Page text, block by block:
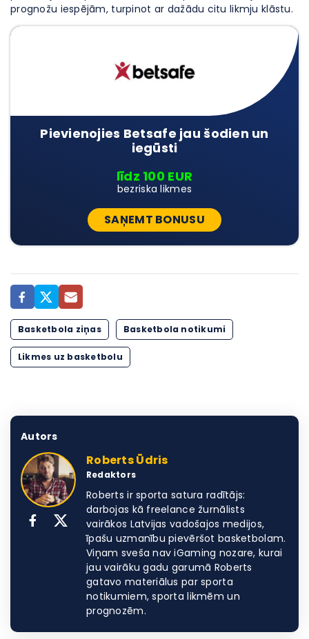
prognožu iespējām, turpinot ar dažādu citu likmju klāstu.
Pievienojies Betsafe jau šodien un
iegūsti
līdz 100 EUR
bezriska likmes
SAŅEMT BONUSU
Basketbola ziņas Basketbola notikumi
Likmes uz basketbolu
Autors
Roberts Ūdris
Redaktors
Roberts ir sporta satura radītājs:
darbojas kā freelance žurnālists
vairākos Latvijas vadošajos medijos,
īpašu uzmanību pievēršot basketbolam.
Viņam sveša nav iGaming nozare, kurai
jau vairāku gadu garumā Roberts
gatavo materiālus par sporta
notikumiem, sporta likmēm un
prognozēm.